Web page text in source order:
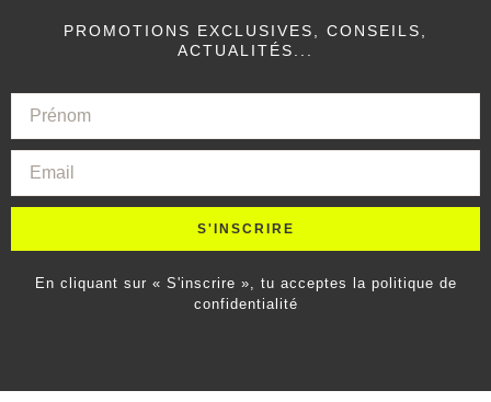
PROMOTIONS EXCLUSIVES, CONSEILS,
ACTUALITÉS...
S'INSCRIRE
En cliquant sur « S'inscrire », tu acceptes la politique de
confidentialité